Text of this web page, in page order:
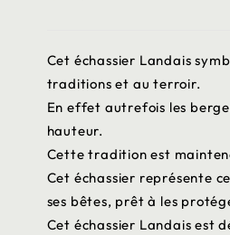
Cet échassier Landais
traditions et au terroir.
En effet autrefois les
hauteur.
Cette tradition est
Cet échassier représente
ses bêtes, prêt à les
Cet échassier Landais est